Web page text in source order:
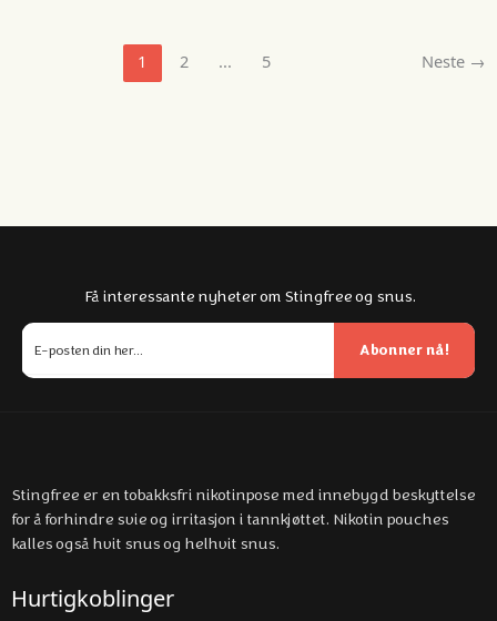
1 2 ... 5 Neste →
Få interessante nyheter om Stingfree og snus.
Abonner nå!
Stingfree er en tobakksfri nikotinpose med innebygd beskyttelse
for å forhindre svie og irritasjon i tannkjøttet. Nikotin pouches
kalles også hvit snus og helhvit snus.
Hurtigkoblinger